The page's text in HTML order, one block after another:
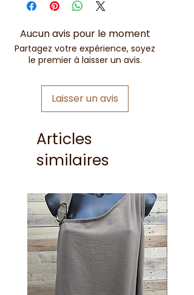
Aucun avis pour le moment
Partagez votre expérience, soyez
le premier à laisser un avis.
Laisser un avis
Articles
similaires